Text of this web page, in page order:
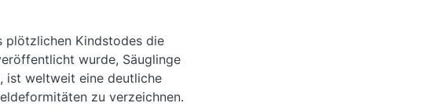
plötzlichen Kindstodes die
wurde, Säuglinge
ist weltweit eine deutliche
zu verzeichnen.